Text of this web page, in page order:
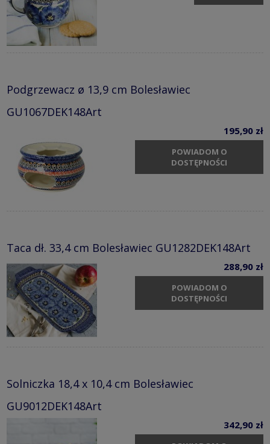
Podgrzewacz ø 13,9 cm Bolesławiec
GU1067DEK148Art
195,90 zł
POWIADOM O
DOSTĘPNOŚCI
Taca dł. 33,4 cm Bolesławiec GU1282DEK148Art
288,90 zł
POWIADOM O
DOSTĘPNOŚCI
Solniczka 18,4 x 10,4 cm Bolesławiec
GU9012DEK148Art
342,90 zł